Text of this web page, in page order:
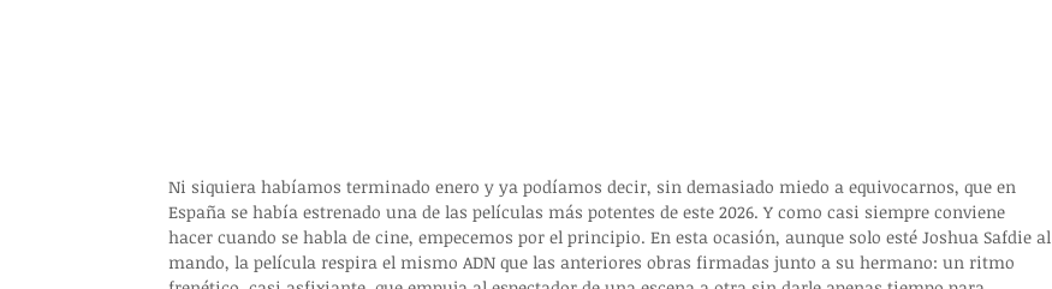
Ni siquiera habíamos terminado enero y ya podíamos decir, sin demasiado miedo a equivocarnos, que en
España se había estrenado una de las películas más potentes de este 2026. Y como casi siempre conviene
hacer cuando se habla de cine, empecemos por el principio. En esta ocasión, aunque solo esté Joshua Safdie al
mando, la película respira el mismo ADN que las anteriores obras firmadas junto a su hermano: un ritmo